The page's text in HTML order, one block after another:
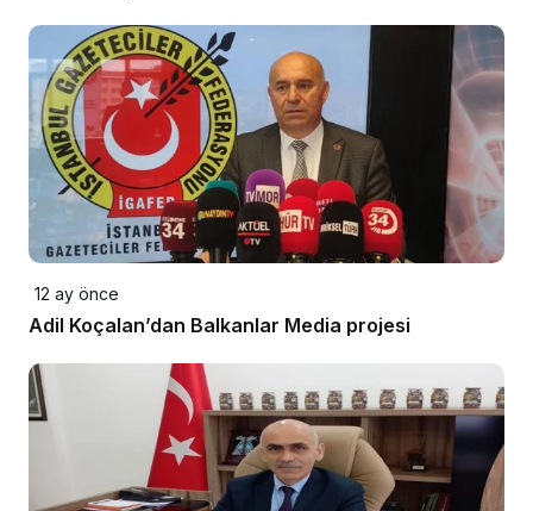
12 ay önce
Adil Koçalan’dan Balkanlar Media projesi